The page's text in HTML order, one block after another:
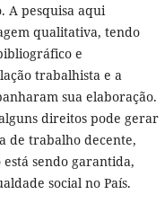
A pesquisa aqui
qualitativa, tendo
e
trabalhista e a
sua elaboração.
direitos pode gerar
de trabalho decente,
sendo garantida,
social no País.